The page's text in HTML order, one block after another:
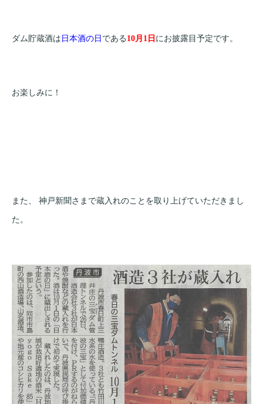
ダム貯蔵酒は 日本酒の日 である 10月1日 にお披露目予定です。
お楽しみに！
また、 神戸新聞さまで蔵入れのことを取り上げていただきまし
た。